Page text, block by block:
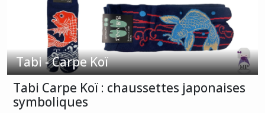
Tabi - Carpe Koï
Tabi Carpe Koï : chaussettes japonaises
symboliques
Maneki
Neko
Tabi
-
Geisha
et
Maiko